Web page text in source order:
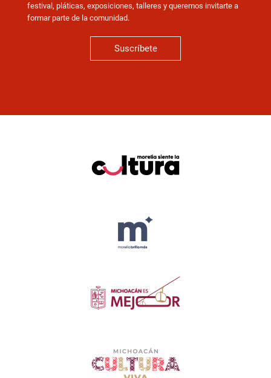
festival, pláticas, exposiciones, talleres y queremos invitarte a
formar parte de la comunidad.
Suscríbete